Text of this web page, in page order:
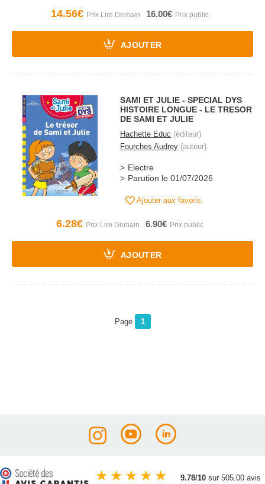
14.56€ 16.00€
AJOUTER
SAMI ET JULIE - SPECIAL DYS
HISTOIRE LONGUE - LE TRESOR
DE SAMI ET JULIE
Hachette Educ (éditeur)
Fourches Audrey (auteur)
Electre
Parution le 01/07/2026
Ajouter aux favoris
6.28€ 6.90€
AJOUTER
Page 1
★ ★ ★ ★ ★ 9.78/10 sur 505.00 avis